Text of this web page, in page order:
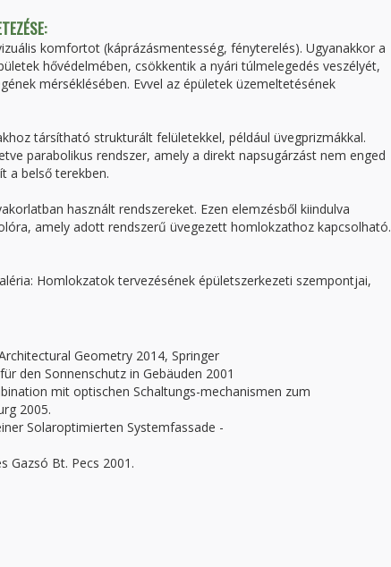
komfortot (káprázásmentesség, fényterelés). Ugyanakkor a
hővédelmében, csökkentik a nyári túlmelegedés veszélyét,
mérséklésében. Evvel az épületek üzemeltetésének
társítható strukturált felületekkel, például üvegprizmákkal.
parabolikus rendszer, amely a direkt napsugárzást nem enged
a belső terekben.
használt rendszereket. Ezen elemzésből kiindulva
amely adott rendszerű üvegezett homlokzathoz kapcsolható.
Homlokzatok tervezésének épületszerkezeti szempontjai,
Geometry 2014, Springer
den Sonnenschutz in Gebäuden 2001
mit optischen Schaltungs-mechanismen zum
2005.
Solaroptimierten Systemfassade -
Gazsó Bt. Pecs 2001.